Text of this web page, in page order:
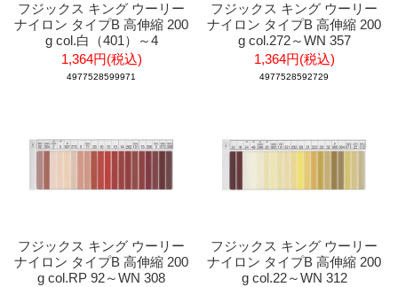
フジックス キング ウーリー
ナイロン タイプB 高伸縮 200
g col.白（401）～4
1,364円(税込)
4977528599971
フジックス キング ウーリー
ナイロン タイプB 高伸縮 200
g col.272～WN 357
1,364円(税込)
4977528592729
フジックス キング ウーリー
ナイロン タイプB 高伸縮 200
g col.RP 92～WN 308
フジックス キング ウーリー
ナイロン タイプB 高伸縮 200
g col.22～WN 312